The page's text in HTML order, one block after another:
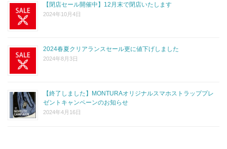
【閉店セール開催中】12月末で閉店いたします
2024年10月4日
2024春夏クリアランスセール更に値下げしました
2024年8月3日
【終了しました】MONTURAオリジナルスマホストラッププレ
ゼントキャンペーンのお知らせ
2024年4月16日